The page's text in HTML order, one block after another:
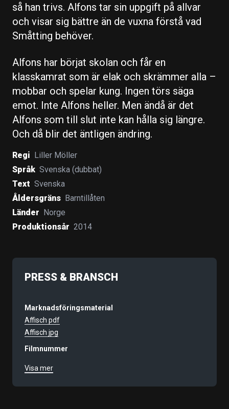
så han trivs. Alfons tar sin uppgift på allvar
och visar sig bättre än de vuxna förstå vad
Småtting behöver.
Alfons har börjat skolan och får en
klasskamrat som är elak och skrämmer alla –
mobbar och spelar kung. Ingen törs säga
emot. Inte Alfons heller. Men ändå är det
Alfons som till slut inte kan hålla sig längre.
Och då blir det äntligen ändring.
Regi Liller Möller
Språk Svenska (dubbat)
Text Svenska
Åldersgräns Barntillåten
Länder Norge
Produktionsår 2014
PRESS & BRANSCH
Marknadsföringsmaterial
Affisch pdf
Affisch jpg
Filmnummer
Visa mer